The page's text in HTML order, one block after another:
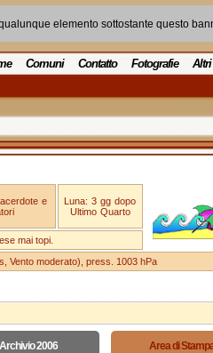
elemento sottostante questo
Comuni Contatto Fotografie
e
Luna: 3 gg dopo
Ultimo Quarto
mai topi.
Vento moderato), press. 1003 hPa
Archivio 2006 Area di